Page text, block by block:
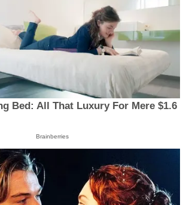
Bed: All That Luxury For Mere $1.6
Brainberries